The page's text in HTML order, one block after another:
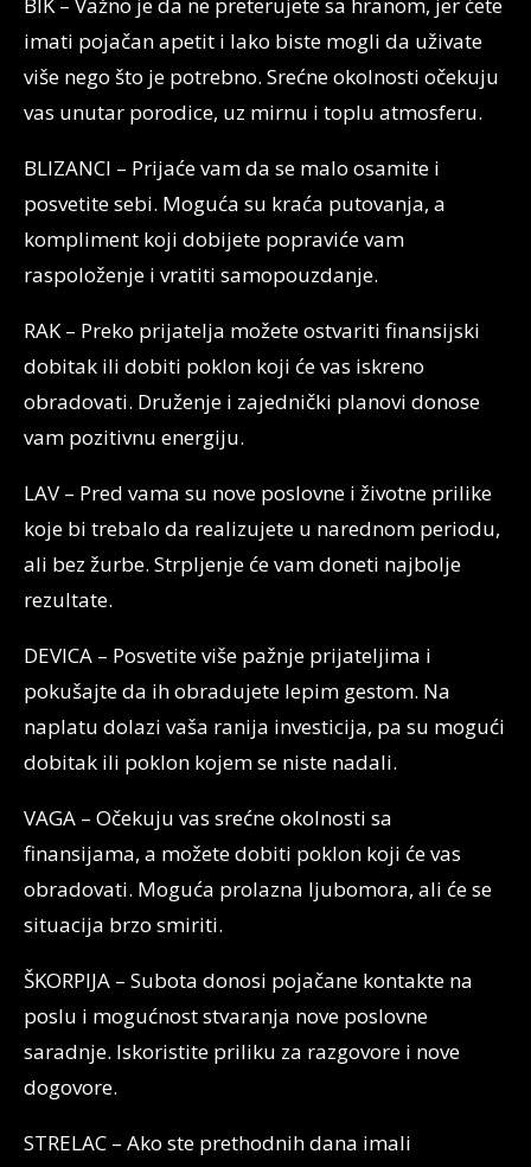
imati pojačan apetit i lako biste mogli da uživate
više nego što je potrebno. Srećne okolnosti očekuju
vas unutar porodice, uz mirnu i toplu atmosferu.
BLIZANCI – Prijaće vam da se malo osamite i
posvetite sebi. Moguća su kraća putovanja, a
kompliment koji dobijete popraviće vam
raspoloženje i vratiti samopouzdanje.
RAK – Preko prijatelja možete ostvariti finansijski
dobitak ili dobiti poklon koji će vas iskreno
obradovati. Druženje i zajednički planovi donose
vam pozitivnu energiju.
LAV – Pred vama su nove poslovne i životne prilike
koje bi trebalo da realizujete u narednom periodu,
ali bez žurbe. Strpljenje će vam doneti najbolje
rezultate.
DEVICA – Posvetite više pažnje prijateljima i
pokušajte da ih obradujete lepim gestom. Na
naplatu dolazi vaša ranija investicija, pa su mogući
dobitak ili poklon kojem se niste nadali.
VAGA – Očekuju vas srećne okolnosti sa
finansijama, a možete dobiti poklon koji će vas
obradovati. Moguća prolazna ljubomora, ali će se
situacija brzo smiriti.
ŠKORPIJA – Subota donosi pojačane kontakte na
poslu i mogućnost stvaranja nove poslovne
saradnje. Iskoristite priliku za razgovore i nove
dogovore.
STRELAC – Ako ste prethodnih dana imali